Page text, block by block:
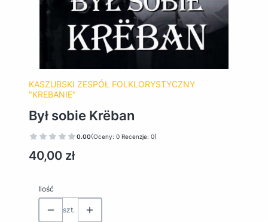
KASZUBSKI ZESPÓŁ FOLKLORYSTYCZNY
"KREBANIE"
Był sobie Krëban
0.00(Oceny: 0 Recenzje: 0)
Cena
40,00 zł
Ilość
szt.